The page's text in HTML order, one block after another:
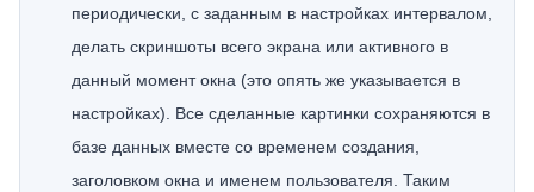
периодически, с заданным в настройках интервалом,
делать скриншоты всего экрана или активного в
данный момент окна (это опять же указывается в
настройках). Все сделанные картинки сохраняются в
базе данных вместе со временем создания,
заголовком окна и именем пользователя. Таким